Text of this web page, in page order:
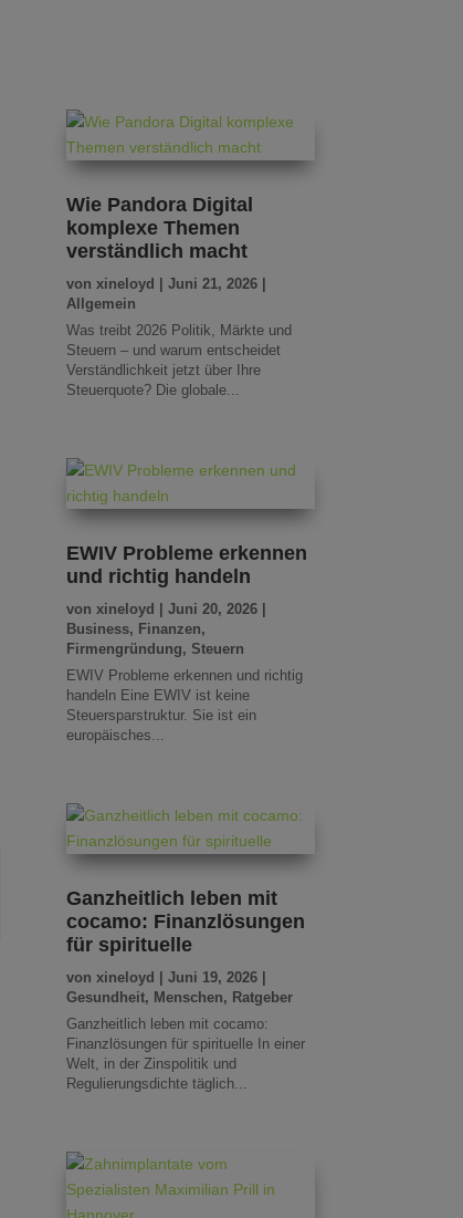
Wie Pandora Digital
komplexe Themen
verständlich macht
vonxineloyd |Juni 21, 2026
Allgemein
Was treibt 2026 Politik, Märkte und
Steuern – und warum entscheidet
Verständlichkeit jetzt über Ihre
Steuerquote? Die globale...
EWIV Probleme erkennen
und richtig handeln
vonxineloyd |Juni 20, 2026
Business, Finanzen,
Firmengründung,Steuern
EWIV Probleme erkennen und richtig
handeln Eine EWIV ist keine
Steuersparstruktur. Sie ist ein
europäisches...
Ganzheitlich leben mit
cocamo: Finanzlösungen
für spirituelle
vonxineloyd |Juni 19, 2026
Gesundheit, Menschen, Ratgeber
Ganzheitlich leben mit cocamo:
Finanzlösungen für spirituelle In einer
Welt, in der Zinspolitik und
Regulierungsdichte täglich...